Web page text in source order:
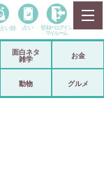
い師 占い 登録• ログイン
マイルーム
面白ネタ
雑学
お金
動物 グルメ